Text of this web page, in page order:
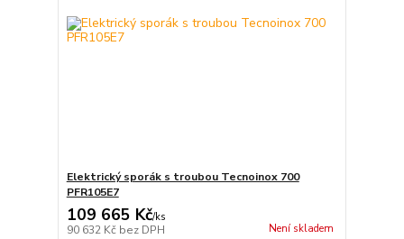
Elektrický sporák s troubou Tecnoinox 700
PFR105E7
109 665 Kč/ks
90 632 Kč bez DPH Není skladem